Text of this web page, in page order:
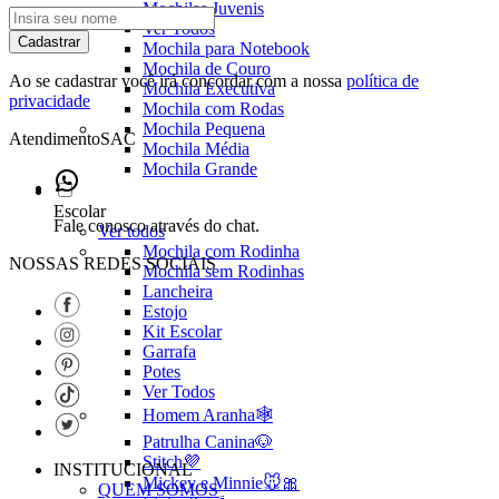
Mochilas Juvenis
Ver Todos
Mochila para Notebook
Mochila de Couro
Mochila Executiva
Mochila com Rodas
Mochila Pequena
Mochila Média
Mochila Grande
Escolar
Ver todos
Mochila com Rodinha
Mochila sem Rodinhas
Lancheira
Estojo
Kit Escolar
Garrafa
Potes
Ver Todos
Homem Aranha🕸️
Patrulha Canina🐶
Stitch💜
Mickey e Minnie🐭🎀
Cadastrar
Ao se cadastrar você irá concordar com a nossa política de
privacidade
AtendimentoSAC
Fale conosco através do chat.
NOSSAS REDES SOCIAIS
INSTITUCIONAL
QUEM SOMOS